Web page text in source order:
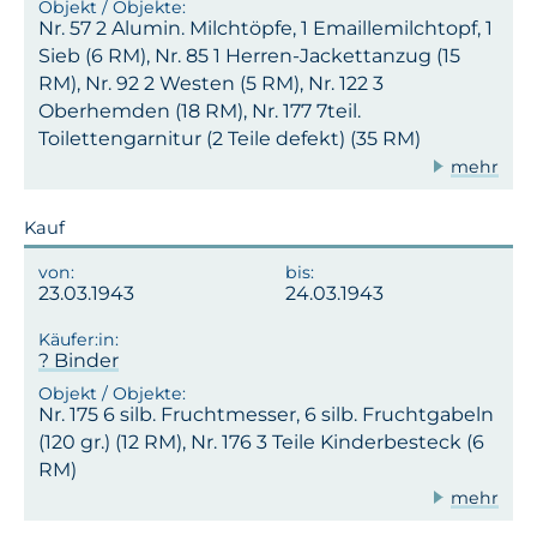
Nr. 57 2 Alumin. Milchtöpfe, 1 Emaillemilchtopf, 1
Sieb (6 RM), Nr. 85 1 Herren-Jackettanzug (15
RM), Nr. 92 2 Westen (5 RM), Nr. 122 3
Oberhemden (18 RM), Nr. 177 7teil.
Toilettengarnitur (2 Teile defekt) (35 RM)
mehr
Kauf
23.03.1943 24.03.1943
? Binder
Nr. 175 6 silb. Fruchtmesser, 6 silb. Fruchtgabeln
(120 gr.) (12 RM), Nr. 176 3 Teile Kinderbesteck (6
RM)
mehr